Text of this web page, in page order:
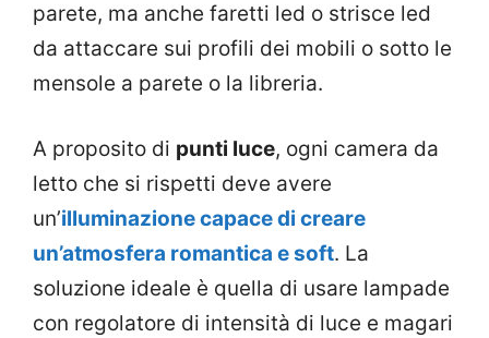
parete, ma anche faretti led o strisce led
da attaccare sui profili dei mobili o sotto le
mensole a parete o la libreria.
A proposito di punti luce, ogni camera da
letto che si rispetti deve avere
un’illuminazione capace di creare
un’atmosfera romantica e soft. La
soluzione ideale è quella di usare lampade
con regolatore di intensità di luce e magari